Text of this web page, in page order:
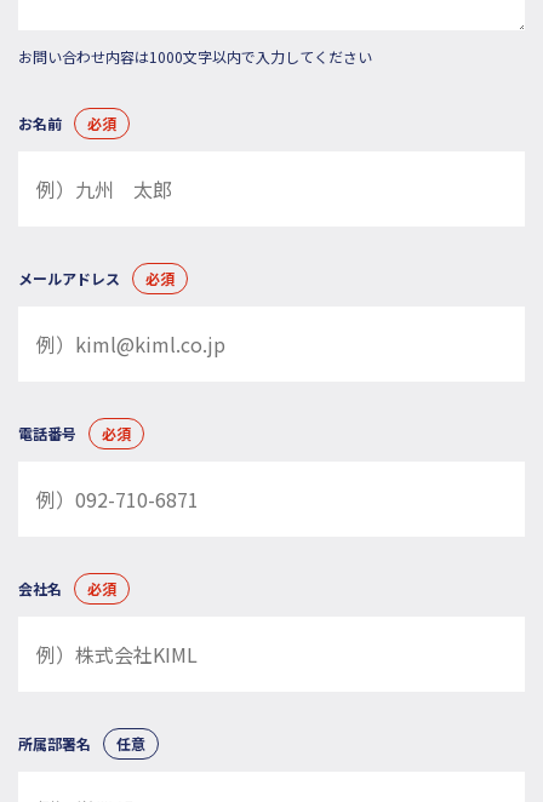
お問い合わせ内容は1000文字以内で入力してください
お名前 必須
メールアドレス 必須
電話番号 必須
会社名 必須
所属部署名 任意